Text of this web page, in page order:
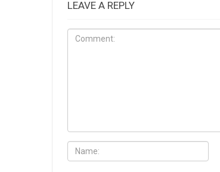
LEAVE A REPLY